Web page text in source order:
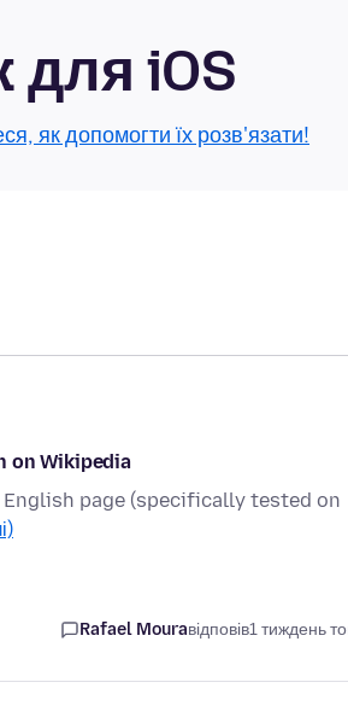
для iOS
як допомогти їх розв'язати!
on Wikipedia
page (specifically tested on
Rafael Mouraвідповів1 тиждень